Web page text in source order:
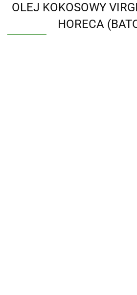
OLEJ KOKOSOWY
HORECA